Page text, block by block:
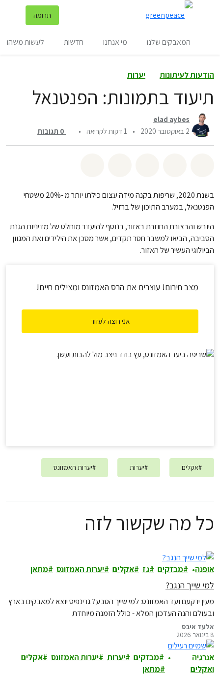
תרומה
המאבקים שלנו מי אנחנו חדשות לעשות משהו
הודעות לעיתונות יערות
תיעוד בתמונות: הפנטנאל
elad aybes
2 באוקטובר 2020
• 1 דקות לקריאה •
0 תגובות
בשנת 2020, שריפות בקנה מידה עצום כילתו יותר מ -20% משטחי
הפנטנאל, במערב התיכון של ברזיל.
היובש והבצורת החוזרת באזור, בנוסף להיעדר מוחלט של מדיניות הגנת
הסביבה, הביאו למשבר חסר תקדים, אשר מסכן את הילידים ואת המגוון
הביולוגי העשיר של האזור.
מצב חירום! עוצרים את הרס האמזונס ומצילים חיים!
אני רוצה לעזור
#אקלים #יערות #יערות האמזונס
כל מה שקשור לזה
אופנה מבזקים גז אקלים יערות האמזונס מתאן
למי שייך הנגב?
מעין ירקעם ועד האמזונס: למי שייך הטבע? גרינפיס יוצא למאבקים בארץ
ובעולם והנה העדכון המלא - כולל הזמנה מיוחדת
אלעד איבס
8 בינואר 2026
אנרגיה
ואקלים
מבזקים יערות יערות האמזונס
אקלים
מתאן